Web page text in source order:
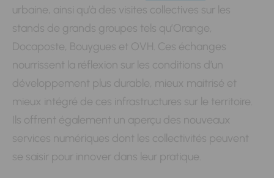
urbaine, ainsi qu’à des visites collectives sur les
stands de grands groupes tels qu’Orange,
Docaposte, Bouygues et OVH. Ces échanges
nourrissent la réflexion sur les conditions d’un
développement plus durable, mieux maitrisé et
mieux intégré de ces infrastructures sur le territoire.
Ils offrent également un aperçu des nouveaux
services numériques dont les collectivités peuvent
se saisir pour innover dans leur pratique.